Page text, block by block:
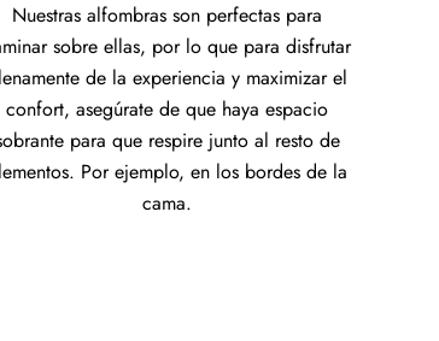
Nuestras alfombras son perfectas para
sobre ellas, por lo que para disfrutar
de la experiencia y maximizar el
confort, asegúrate de que haya espacio
para que respire junto al resto de
Por ejemplo, en los bordes de la
cama.